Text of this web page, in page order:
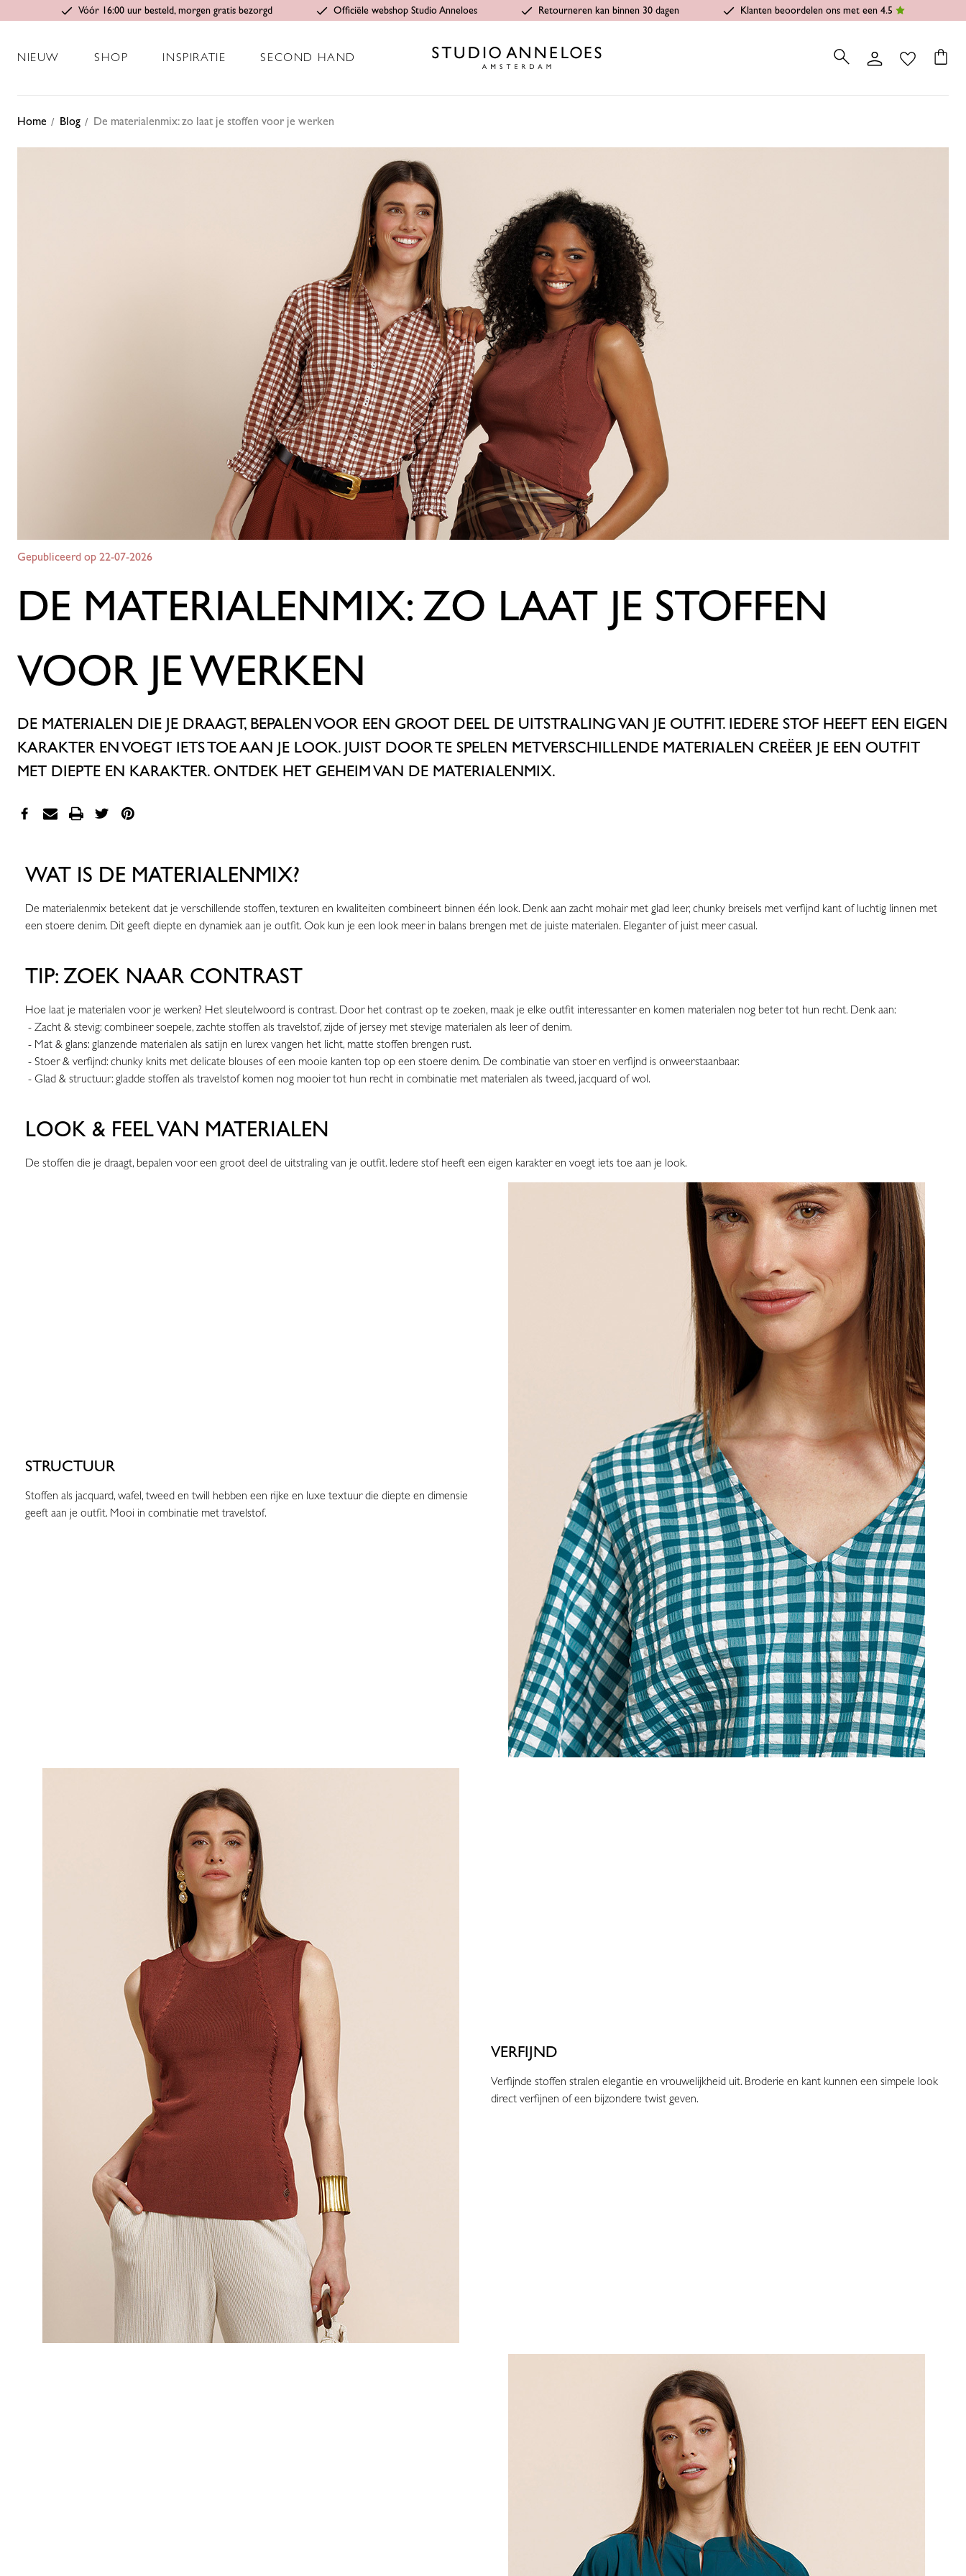
Vóór 16:00 uur besteld, morgen gratis bezorgd Officiële webshop Studio Anneloes Retourneren kan binnen 30 dagen Klanten beoordelen ons met een 4.5
NIEUW SHOP INSPIRATIE SECOND HAND
Home Blog De materialenmix: zo laat je stoffen voor je werken
Gepubliceerd op 22-07-2026
DE MATERIALENMIX: ZO LAAT JE STOFFEN
VOOR JE WERKEN
DE MATERIALEN DIE JE DRAAGT, BEPALEN VOOR EEN GROOT DEEL DE UITSTRALING VAN JE OUTFIT. IEDERE STOF HEEFT EEN EIGEN
KARAKTER EN VOEGT IETS TOE AAN JE LOOK. JUIST DOORTE SPELEN METVERSCHILLENDE MATERIALEN CREËER JE EEN OUTFIT
MET DIEPTE EN KARAKTER. ONTDEK HET GEHEIM VAN DE MATERIALENMIX.
WAT IS DE MATERIALENMIX?
De materialenmix betekent dat je verschillende stoffen, texturen en kwaliteiten combineert binnen één look. Denk aan zacht mohair met glad leer, chunky breisels met verfijnd kant of luchtig linnen met
een stoere denim. Dit geeft diepte en dynamiek aan je outfit. Ook kun je een look meer in balans brengen met de juiste materialen. Eleganter of juist meer casual.
TIP: ZOEK NAAR CONTRAST
Hoe laat je materialen voor je werken? Het sleutelwoord is contrast. Door het contrast op te zoeken, maak je elke outfit interessanter en komen materialen nog beter tot hun recht. Denk aan:
- Zacht & stevig: combineer soepele, zachte stoffen als travelstof, zijde of jersey met stevige materialen als leer of denim.
- Mat & glans: glanzende materialen als satijn en lurex vangen het licht, matte stoffen brengen rust.
- Stoer & verfijnd: chunky knits met delicate blouses of een mooie kanten top op een stoere denim. De combinatie van stoer en verfijnd is onweerstaanbaar.
- Glad & structuur: gladde stoffen als travelstof komen nog mooier tot hun recht in combinatie met materialen als tweed, jacquard of wol.
LOOK & FEEL VAN MATERIALEN
De stoffen die je draagt, bepalen voor een groot deel de uitstraling van je outfit. Iedere stof heeft een eigen karakter en voegt iets toe aan je look.
STRUCTUUR
Stoffen als jacquard, wafel, tweed en twill hebben een rijke en luxe textuur die diepte en dimensie
geeft aan je outfit. Mooi in combinatie met travelstof.
VERFIJND
Verfijnde stoffen stralen elegantie en vrouwelijkheid uit. Broderie en kant kunnen een simpele look
direct verfijnen of een bijzondere twist geven.